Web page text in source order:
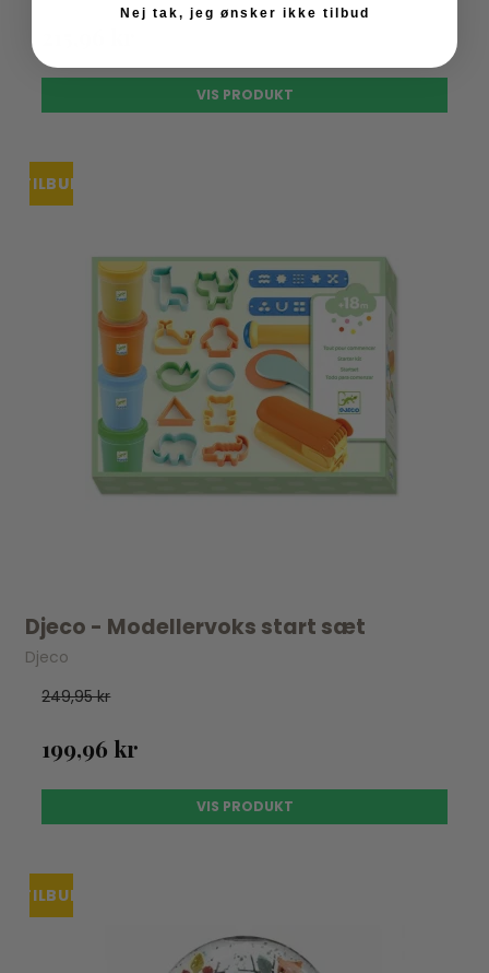
VIS PRODUKT
TILBUDUDSOLGT
Djeco - Modellervoks start sæt
Djeco
249,95 kr
199,96 kr
VIS PRODUKT
TILBUD
Nej tak, jeg ønsker ikke tilbud